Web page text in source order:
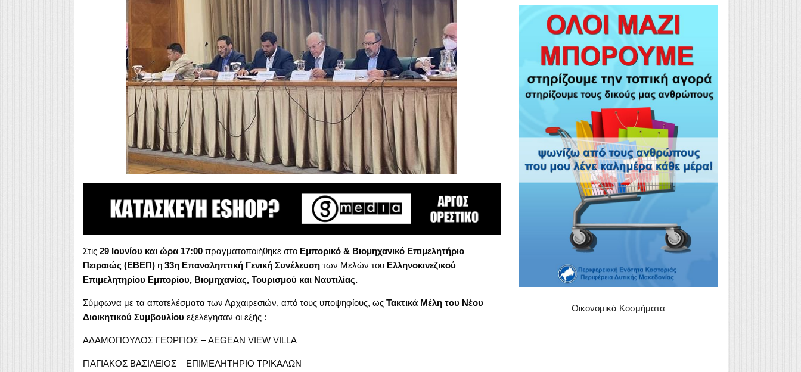
Στις 29 Ιουνίου και ώρα 17:00 πραγματοποιήθηκε στο Εμπορικό & Βιομηχανικό Επιμελητήριο
Πειραιώς (ΕΒΕΠ)η 33η Επαναληπτική Γενική Συνέλευση των Μελών του Ελληνοκινεζικού
Επιμελητηρίου Εμπορίου, Βιομηχανίας, Τουρισμού και Ναυτιλίας.
Σύμφωνα με τα αποτελέσματα των Αρχαιρεσιών, από τους υποψηφίους, ως Τακτικά Μέλη του Νέου
Διοικητικού Συμβουλίου εξελέγησαν οι εξής :
ΑΔΑΜΟΠΟΥΛΟΣ ΓΕΩΡΓΙΟΣ – AEGEAN VIEW VILLA
ΓΙΑΓΙΑΚΟΣ ΒΑΣΙΛΕΙΟΣ – ΕΠΙΜΕΛΗΤΗΡΙΟ ΤΡΙΚΑΛΩΝ
Οικονομικά Κοσμήματα